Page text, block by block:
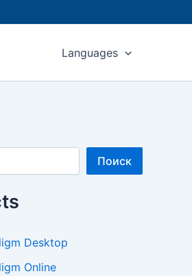
Languages
Поиск
Desktop
Online